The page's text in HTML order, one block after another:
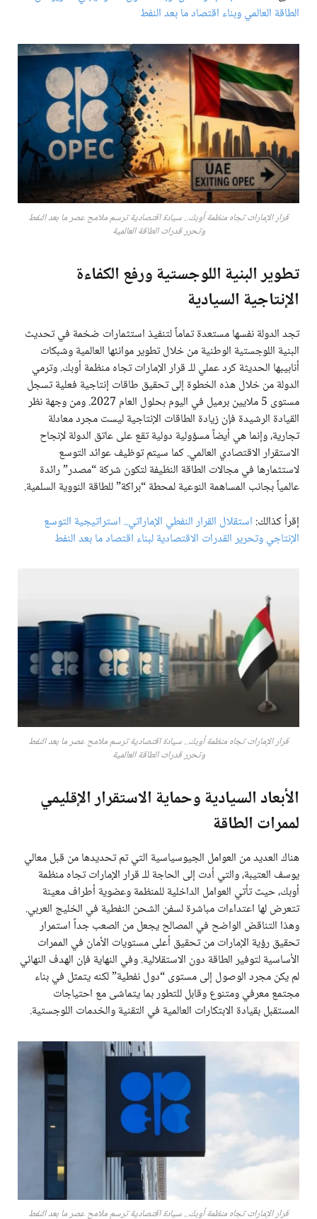
الطاقة العالمي وبناء اقتصاد ما بعد النفط
قرار الإمارات تجاه منظمة أوبك.. سيادة اقتصادية ترسم ملامح عصر ما بعد النفط
وتحرر قدرات الطاقة العالمية
تطوير البنية اللوجستية ورفع الكفاءة
الإنتاجية السيادية
تجد الدولة نفسها مستعدة تماماً لتنفيذ استثمارات ضخمة في تحديث
البنية اللوجستية الوطنية من خلال تطوير موانئها العالمية وشبكات
أنابيبها الحديثة كرد عملي للـ قرار الإمارات تجاه منظمة أوبك. وترمي
الدولة من خلال هذه الخطوة إلى تحقيق طاقات إنتاجية فعلية تسجل
مستوى 5 ملايين برميل في اليوم بحلول العام 2027. ومن وجهة نظر
القيادة الرشيدة فإن زيادة الطاقات الإنتاجية ليست مجرد معادلة
تجارية، وإنما هي أيضاً مسؤولية دولية تقع على عاتق الدولة لإنجاح
الاستقرار الاقتصادي العالمي. كما سيتم توظيف عوائد التوسع
لاستثمارها في مجالات الطاقة النظيفة لتكون شركة “مصدر” رائدة
عالمياً بجانب المساهمة النوعية لمحطة “براكة” للطاقة النووية السلمية.
إقرأ كذالك: استقلال القرار النفطي الإماراتي.. استراتيجية التوسع
الإنتاجي وتحرير القدرات الاقتصادية لبناء اقتصاد ما بعد النفط
قرار الإمارات تجاه منظمة أوبك.. سيادة اقتصادية ترسم ملامح عصر ما بعد النفط
وتحرر قدرات الطاقة العالمية
الأبعاد السيادية وحماية الاستقرار الإقليمي
لممرات الطاقة
هناك العديد من العوامل الجيوسياسية التي تم تحديدها من قبل معالي
يوسف العتيبة، والتي أدت إلى الحاجة للـ قرار الإمارات تجاه منظمة
أوبك، حيث تأتي العوامل الداخلية للمنظمة وعضوية أطراف معينة
تتعرض لها اعتداءات مباشرة لسفن الشحن النفطية في الخليج العربي.
وهذا التناقض الواضح في المصالح يجعل من الصعب جداً استمرار
تحقيق رؤية الإمارات من تحقيق أعلى مستويات الأمان في الممرات
الأساسية لتوفير الطاقة دون الاستقلالية. وفي النهاية فإن الهدف النهائي
لم يكن مجرد الوصول إلى مستوى “دول نفطية” لكنه يتمثل في بناء
مجتمع معرفي ومتنوع وقابل للتطور بما يتماشى مع احتياجات
المستقبل بقيادة الابتكارات العالمية في التقنية والخدمات اللوجستية.
قرار الإمارات تجاه منظمة أوبك.. سيادة اقتصادية ترسم ملامح عصر ما بعد النفط